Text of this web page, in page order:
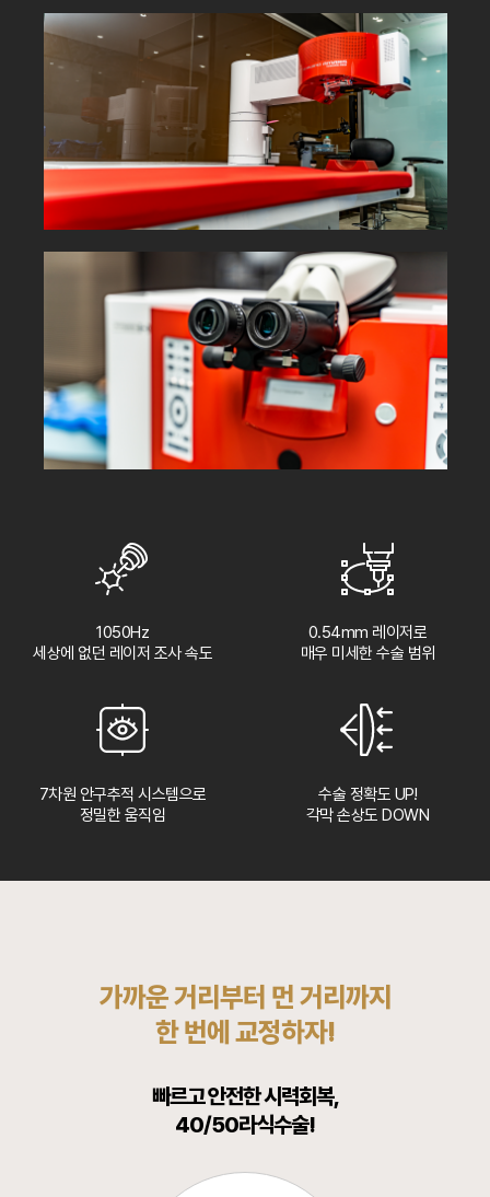
1050Hz
세상에 없던 레이저 조사 속도
0.54mm 레이저로
매우 미세한 수술 범위
7차원 안구추적 시스템으로
정밀한 움직임
수술 정확도 UP!
각막 손상도 DOWN
가까운 거리부터 먼 거리까지
한 번에 교정하자!
빠르고 안전한 시력회복,
40/50라식수술!